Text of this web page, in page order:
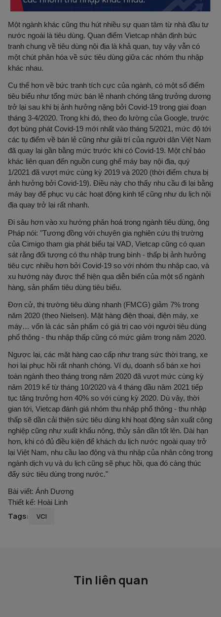
Một ngành khác cũng thu hút nhiều sự quan tâm từ nhà đầu tư
nước ngoài là tiêu dùng. Quan điểm Vietcap nhận định bức
tranh chung về tiêu dùng nội địa là khả quan, tuy vậy vẫn có
một chút phân hóa về sức tiêu dùng giữa các nhóm thu nhập
khác nhau.
Cụ thể hơn về bức tranh tích cực của ngành, có một số điểm
tiêu biểu như tổng mức bán lẻ nhanh chóng tăng trưởng dương
trở lại sau khi bị ảnh hưởng nặng bởi Covid-19 trong giai đoạn
tháng 3-4/2020. Trong khi đó, theo đo lường của Google, trước
đợt bùng phát Covid-19 mới nhất vào tháng 5/2021, mức độ tới
các tụ điểm về bán lẻ cũng như giải trí của người dân Việt Nam
đã quay lại gần bằng mức trước khi có Covid-19. Một chỉ báo
khác liên quan đến nguồn cung ghế máy bay nội địa, quý
1/2021 đã vượt mức cùng kỳ 2019 và 2020 (thời điểm chưa bị
ảnh hưởng bởi Covid-19). Điều này cho thấy nhu cầu đi lại bằng
máy bay để phục vụ các hoạt động kinh tế cũng như du lịch nội
địa quay trở lại rất nhanh.
Đi sâu hơn vào xu hướng phân hoá trong ngành tiêu dùng, ông
Pháp nói: "Tương đồng với chuyên gia nghiên cứu thị trường
của Cimigo tham gia phát biểu tại VAD, Vietcap cũng có quan
sát rằng đối tượng có thu nhập trung bình - thấp bị ảnh hưởng
tiêu cực nhiều hơn bởi Covid-19 so với nhóm thu nhập cao, và
xu hướng này được thể hiện qua diễn biến của một số ngành
hàng, sản phẩm tiêu dùng tiêu biểu.
Đơn cử, thị trường tiêu dùng nhanh (FMCG) giảm 7% trong
năm 2020 (theo Nielsen). Mặt hàng điện thoại, điện máy, xe
máy… vốn là các sản phẩm có giá trị cao với người tiêu dùng
phổ thông - thu nhập thấp cũng có mức giảm trong năm 2020.
Ngược lại, các mặt hàng cao cấp như trang sức thời trang, xe
hơi lại phục hồi rất nhanh chóng. Ví dụ, doanh số bán xe hơi
toàn ngành theo tháng trong năm 2020 đã vượt mức cùng kỳ
năm 2019 kể từ tháng 10/2020 và 4 tháng đầu năm 2021 tiếp
tục tăng trưởng hơn 40% so với cùng kỳ 2020. Dù vậy, thời
gian tới, Vietcap đánh giá nhóm thu nhập phổ thông - thu nhập
thấp sẽ dần cải thiện sức tiêu dùng khi hoạt động sản xuất công
nghiệp cũng như xuất khẩu nông, thủy sản dần tốt lên. Dài hạn
hơn, khi có đủ điều kiện để khách du lịch nước ngoài quay trở
lại Việt Nam, nhu cầu lao động và thu nhập của nhân công trong
ngành dịch vụ và du lịch cũng sẽ phục hồi, qua đó càng thúc
đẩy sức tiêu dùng trong nước."
Bài viết: Ánh Dương
Thiết kế: Hoài Linh
Tags: VCI
Tin liên quan